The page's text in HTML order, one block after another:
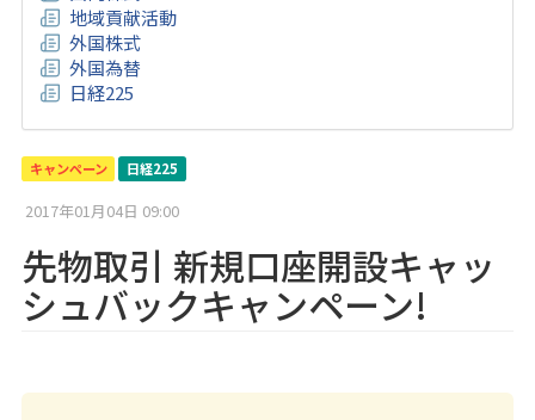
地域貢献活動
外国株式
外国為替
日経225
キャンペーン 日経225
2017年01月04日 09:00
先物取引 新規口座開設キャッ
シュバックキャンペーン!